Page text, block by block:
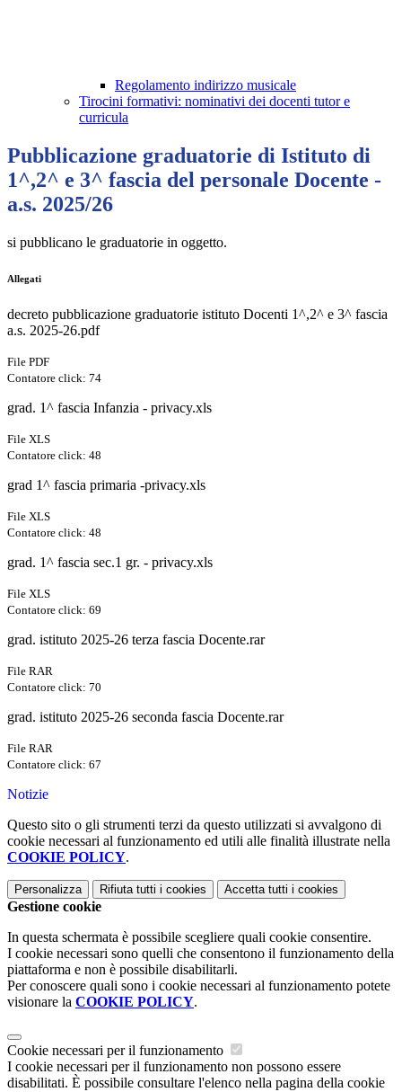
Regolamento indirizzo musicale
Tirocini formativi: nominativi dei docenti tutor e
curricula
Pubblicazione graduatorie di Istituto di
1^,2^ e 3^ fascia del personale Docente -
a.s. 2025/26
si pubblicano le graduatorie in oggetto.
Allegati
decreto pubblicazione graduatorie istituto Docenti 1^,2^ e 3^ fascia
a.s. 2025-26.pdf
File PDF
Contatore click: 74
grad. 1^ fascia Infanzia - privacy.xls
File XLS
Contatore click: 48
grad 1^ fascia primaria -privacy.xls
File XLS
Contatore click: 48
grad. 1^ fascia sec.1 gr. - privacy.xls
File XLS
Contatore click: 69
grad. istituto 2025-26 terza fascia Docente.rar
File RAR
Contatore click: 70
grad. istituto 2025-26 seconda fascia Docente.rar
File RAR
Contatore click: 67
Notizie
Questo sito o gli strumenti terzi da questo utilizzati si avvalgono di
cookie necessari al funzionamento ed utili alle finalità illustrate nella
COOKIE POLICY.
Personalizza Rifiuta tutti i cookies Accetta tutti i cookies
Gestione cookie
In questa schermata è possibile scegliere quali cookie consentire.
I cookie necessari sono quelli che consentono il funzionamento della
piattaforma e non è possibile disabilitarli.
Per conoscere quali sono i cookie necessari al funzionamento potete
visionare la COOKIE POLICY.
Cookie necessari per il funzionamento
I cookie necessari per il funzionamento non possono essere
disabilitati. È possibile consultare l'elenco nella pagina della cookie